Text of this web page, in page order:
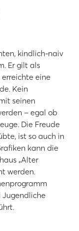
kindlich-naiv
Er gilt als
eine
Kein
seinen
– egal ob
Die Freude
ist so auch in
kann die
„Alter
werden.